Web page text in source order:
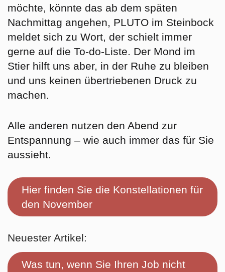
möchte, könnte das ab dem späten
Nachmittag angehen, PLUTO im Steinbock
meldet sich zu Wort, der schielt immer
gerne auf die To-do-Liste. Der Mond im
Stier hilft uns aber, in der Ruhe zu bleiben
und uns keinen übertriebenen Druck zu
machen.
Alle anderen nutzen den Abend zur
Entspannung – wie auch immer das für Sie
aussieht.
Hier finden Sie die Konstellationen für
den November
Neuester Artikel:
Was tun, wenn Sie Ihren Job nicht